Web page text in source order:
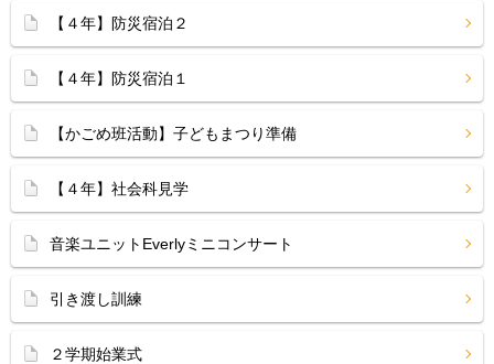
【４年】防災宿泊２
【４年】防災宿泊１
【かごめ班活動】子どもまつり準備
【４年】社会科見学
音楽ユニットEverlyミニコンサート
引き渡し訓練
２学期始業式